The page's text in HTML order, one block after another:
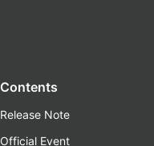
Contents
Release Note
Official Event